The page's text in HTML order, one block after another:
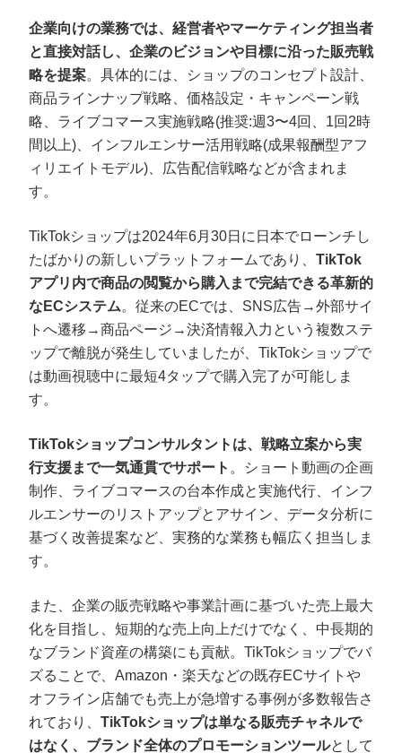
企業向けの業務では、経営者やマーケティング担当者
と直接対話し、企業のビジョンや目標に沿った販売戦
略を提案。具体的には、ショップのコンセプト設計、
商品ラインナップ戦略、価格設定・キャンペーン戦
略、ライブコマース実施戦略(推奨:週3〜4回、1回2時
間以上)、インフルエンサー活用戦略(成果報酬型アフ
ィリエイトモデル)、広告配信戦略などが含まれま
す。
TikTokショップは2024年6月30日に日本でローンチし
たばかりの新しいプラットフォームであり、 TikTok
アプリ内で商品の閲覧から購入まで完結できる革新的
なECシステム。従来のECでは、SNS広告→外部サイ
トへ遷移→商品ページ→決済情報入力という複数ステ
ップで離脱が発生していましたが、TikTokショップで
は動画視聴中に最短4タップで購入完了が可能しま
す。
TikTokショップコンサルタントは、戦略立案から実
行支援まで一気通貫でサポート 。ショート動画の企画
制作、ライブコマースの台本作成と実施代行、インフ
ルエンサーのリストアップとアサイン、データ分析に
基づく改善提案など、実務的な業務も幅広く担当しま
す。
また、企業の販売戦略や事業計画に基づいた売上最大
化を目指し、短期的な売上向上だけでなく、中長期的
なブランド資産の構築にも貢献。TikTokショップでバ
ズることで、Amazon・楽天などの既存ECサイトや
オフライン店舗でも売上が急増する事例が多数報告さ
れており、 TikTokショップは単なる販売チャネルで
はなく、ブランド全体のプロモーションツールとして